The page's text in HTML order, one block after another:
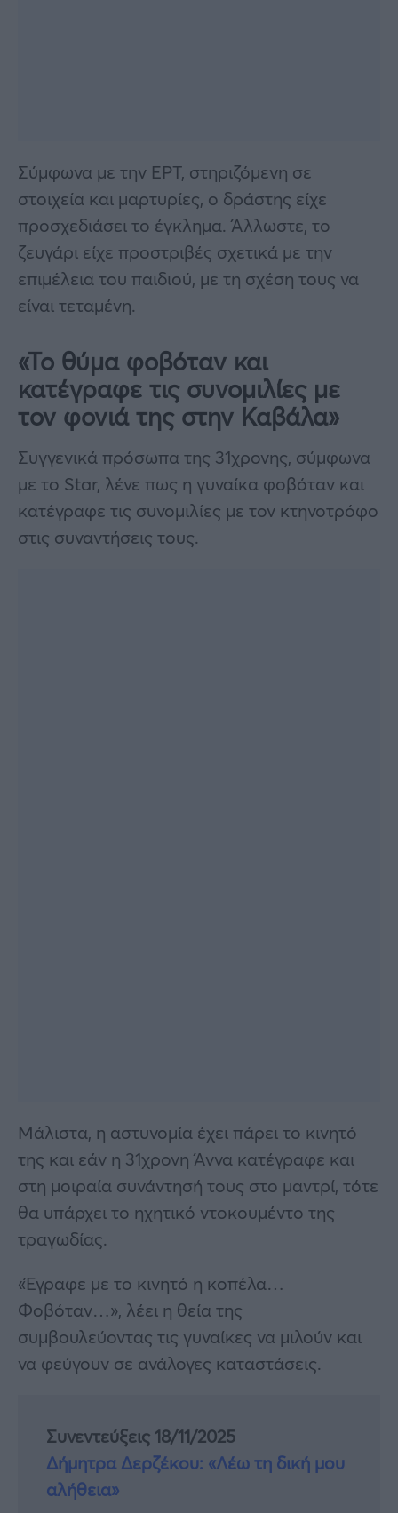
Σύμφωνα με την ΕΡΤ, στηριζόμενη σε
στοιχεία και μαρτυρίες, ο δράστης είχε
προσχεδιάσει το έγκλημα. Άλλωστε, το
ζευγάρι είχε προστριβές σχετικά με την
επιμέλεια του παιδιού, με τη σχέση τους να
είναι τεταμένη.
«Το θύμα φοβόταν και
κατέγραφε τις συνομιλίες με
τον φονιά της στην Καβάλα»
Συγγενικά πρόσωπα της 31χρονης, σύμφωνα
με το Star, λένε πως η γυναίκα φοβόταν και
κατέγραφε τις συνομιλίες με τον κτηνοτρόφο
στις συναντήσεις τους.
Μάλιστα, η αστυνομία έχει πάρει το κινητό
της και εάν η 31χρονη Άννα κατέγραφε και
στη μοιραία συνάντησή τους στο μαντρί, τότε
θα υπάρχει το ηχητικό ντοκουμέντο της
τραγωδίας.
«Έγραφε με το κινητό η κοπέλα…
Φοβόταν…», λέει η θεία της
συμβουλεύοντας τις γυναίκες να μιλούν και
να φεύγουν σε ανάλογες καταστάσεις.
Συνεντεύξεις 18/11/2025
Δήμητρα Δερζέκου: «Λέω τη δική μου
αλήθεια»